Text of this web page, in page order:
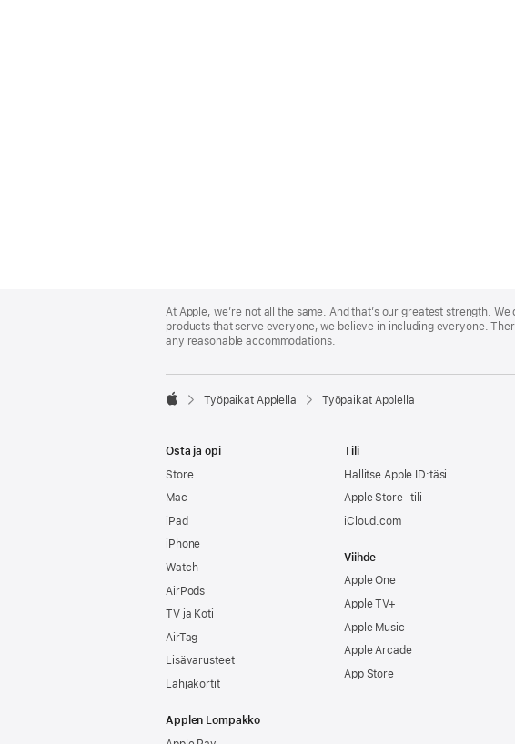
Footer
At Apple, we’re not all the same. And that’s our greatest strength.
products that serve everyone, we believe in including everyone.
any reasonable accommodations.

Työpaikat Applella Työpaikat Applella
Osta ja opi
Store
Mac
iPad
iPhone
Watch
AirPods
TV ja Koti
AirTag
Lisävarusteet
Lahjakortit
Applen Lompakko
Tili
Hallitse Apple ID:täsi
Apple Store -tili
iCloud.com
Viihde
Apple One
Apple TV+
Apple Music
Apple Arcade
App Store